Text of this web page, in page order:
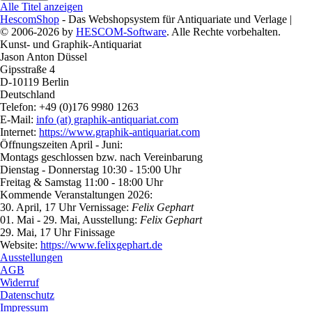
Alle Titel anzeigen
HescomShop - Das Webshopsystem für Antiquariate und Verlage |
© 2006-2026 by HESCOM-Software. Alle Rechte vorbehalten.
Kunst- und Graphik-Antiquariat
Jason Anton Düssel
Gipsstraße 4
D-10119 Berlin
Deutschland
Telefon: +49 (0)176 9980 1263
E-Mail: info (at) graphik-antiquariat.com
Internet: https://www.graphik-antiquariat.com
Öffnungszeiten April - Juni:
Montags geschlossen bzw. nach Vereinbarung
Dienstag - Donnerstag 10:30 - 15:00 Uhr
Freitag & Samstag 11:00 - 18:00 Uhr
Kommende Veranstaltungen 2026:
30. April, 17 Uhr Vernissage: Felix Gephart
01. Mai - 29. Mai, Ausstellung: Felix Gephart
29. Mai, 17 Uhr Finissage
Website: https://www.felixgephart.de
Ausstellungen
AGB
Widerruf
Datenschutz
Impressum